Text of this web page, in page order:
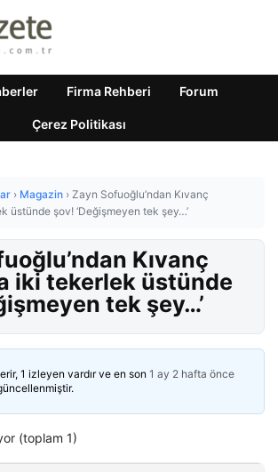
Firma Rehberi Forum
Çerez Politikası
› Magazin › Zayn Sofuoğlu’ndan Kıvanç
üstünde şov! ‘Değişmeyen tek şey…’
Kıvanç
iki tekerlek üstünde
tek şey…’
1 izleyen vardır ve en son 1 ay 2 hafta önce
(toplam 1)